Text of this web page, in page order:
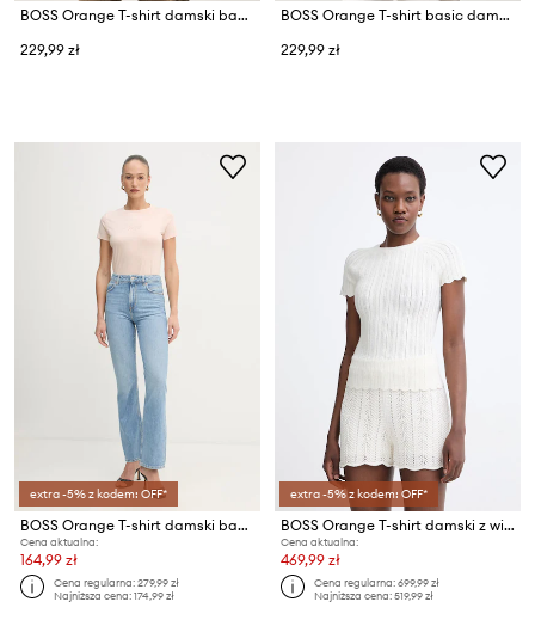
BOSS Orange T-shirt damski bawełniany C_Elove_5
229,99 zł
BOSS Orange T-shirt basic damski bawełniany C Esogo 1
229,99 zł
extra -5% z kodem: OFF*
BOSS Orange T-shirt damski bawełniany C Esogo 2 MA crystal
Cena aktualna:
164,99 zł
Cena regularna:279,99 zł
Najniższa cena:174,99 zł
extra -5% z kodem: OFF*
BOSS Orange T-shirt damski z wiskozą C Fice
Cena aktualna:
469,99 zł
Cena regularna:699,99 zł
Najniższa cena:519,99 zł